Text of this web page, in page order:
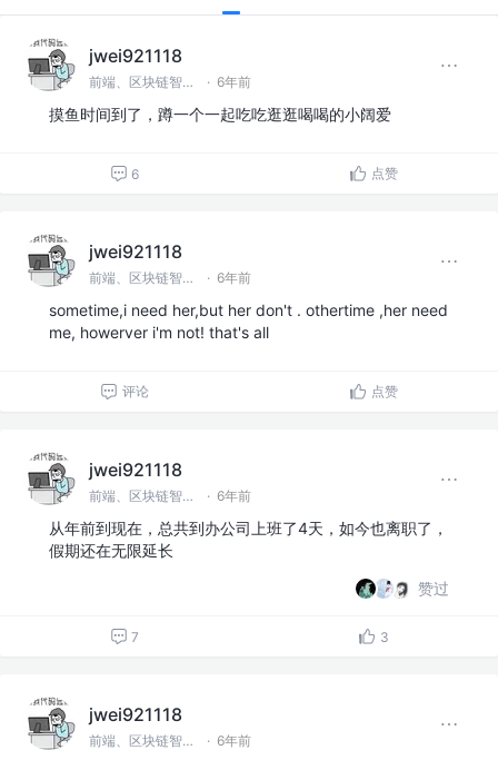
jwei921118
前端、区块链智能合约 · 6年前
摸鱼时间到了，蹲一个一起吃吃逛逛喝喝的小阔爱
6 点赞
jwei921118
前端、区块链智能合约 · 6年前
sometime,i need her,but her don't . othertime ,her need
me, howerver i'm not! that's all
评论 点赞
jwei921118
前端、区块链智能合约 · 6年前
从年前到现在，总共到办公司上班了4天，如今也离职了，
假期还在无限延长
赞过
7 3
jwei921118
前端、区块链智能合约 · 6年前